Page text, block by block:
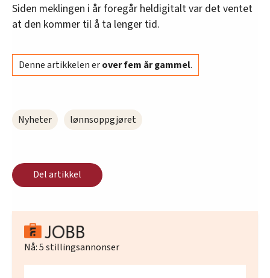
Siden meklingen i år foregår heldigitalt var det ventet
at den kommer til å ta lenger tid.
Denne artikkelen erover fem år gammel.
Nyheter lønnsoppgjøret
Del artikkel
Nå:5stillingsannonser